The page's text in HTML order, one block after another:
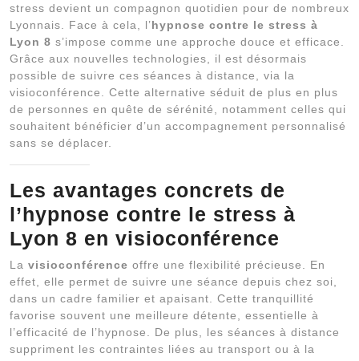
stress devient un compagnon quotidien pour de nombreux
Lyonnais. Face à cela, l’hypnose contre le stress à
Lyon 8 s’impose comme une approche douce et efficace.
Grâce aux nouvelles technologies, il est désormais
possible de suivre ces séances à distance, via la
visioconférence. Cette alternative séduit de plus en plus
de personnes en quête de sérénité, notamment celles qui
souhaitent bénéficier d’un accompagnement personnalisé
sans se déplacer.
Les avantages concrets de
l’hypnose contre le stress à
Lyon 8 en visioconférence
La visioconférence offre une flexibilité précieuse. En
effet, elle permet de suivre une séance depuis chez soi,
dans un cadre familier et apaisant. Cette tranquillité
favorise souvent une meilleure détente, essentielle à
l’efficacité de l’hypnose. De plus, les séances à distance
suppriment les contraintes liées au transport ou à la